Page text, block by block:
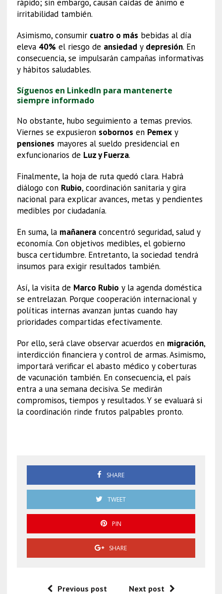
rápido; sin embargo, causan caídas de ánimo e
irritabilidad también.
Asimismo, consumir cuatro o más bebidas al día
eleva 40% el riesgo de ansiedady depresión. En
consecuencia, se impulsarán campañas informativas
y hábitos saludables.
Síguenos en LinkedIn para mantenerte
siempre informado
No obstante, hubo seguimiento a temas previos.
Viernes se expusieron sobornos en Pemexy
pensiones mayores al sueldo presidencial en
exfuncionarios de Luz y Fuerza.
Finalmente, la hoja de ruta quedó clara. Habrá
diálogo con Rubio, coordinación sanitaria y gira
nacional para explicar avances, metas y pendientes
medibles por ciudadanía.
En suma, la mañaneraconcentró seguridad, salud y
economía. Con objetivos medibles, el gobierno
busca certidumbre. Entretanto, la sociedad tendrá
insumos para exigir resultados también.
Así, la visita de Marco Rubio y la agenda doméstica
se entrelazan. Porque cooperación internacional y
políticas internas avanzan juntas cuando hay
prioridades compartidas efectivamente.
Por ello, será clave observar acuerdos en migración,
interdicción financiera y control de armas. Asimismo,
importará verificar el abasto médico y coberturas
de vacunación también. En consecuencia, el país
entra a una semana decisiva. Se medirán
compromisos, tiempos y resultados. Y se evaluará si
la coordinación rinde frutos palpables pronto.
SHARE
TWEET
PIN
SHARE
Previous post Next post